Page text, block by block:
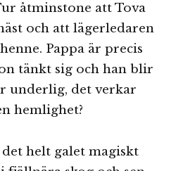
åtminstone att Tova
och att lägerledaren
Pappa är precis
tänkt sig och han blir
underlig, det verkar
hemlighet?
det helt galet magiskt